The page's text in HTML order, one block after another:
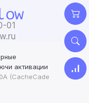
01
активации
(CacheCade